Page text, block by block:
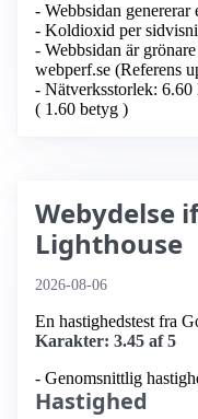
- Webbsidan
- Koldioxid per
- Webbsidan är
webperf.se (Referens
- Nätverksstorlek:
( 1.60 betyg )
Webydelse
Lighthouse
2026-08-06
En hastighedstest fra
Karakter: 3.45 af 5
- Genomsnittlig
Hastighed